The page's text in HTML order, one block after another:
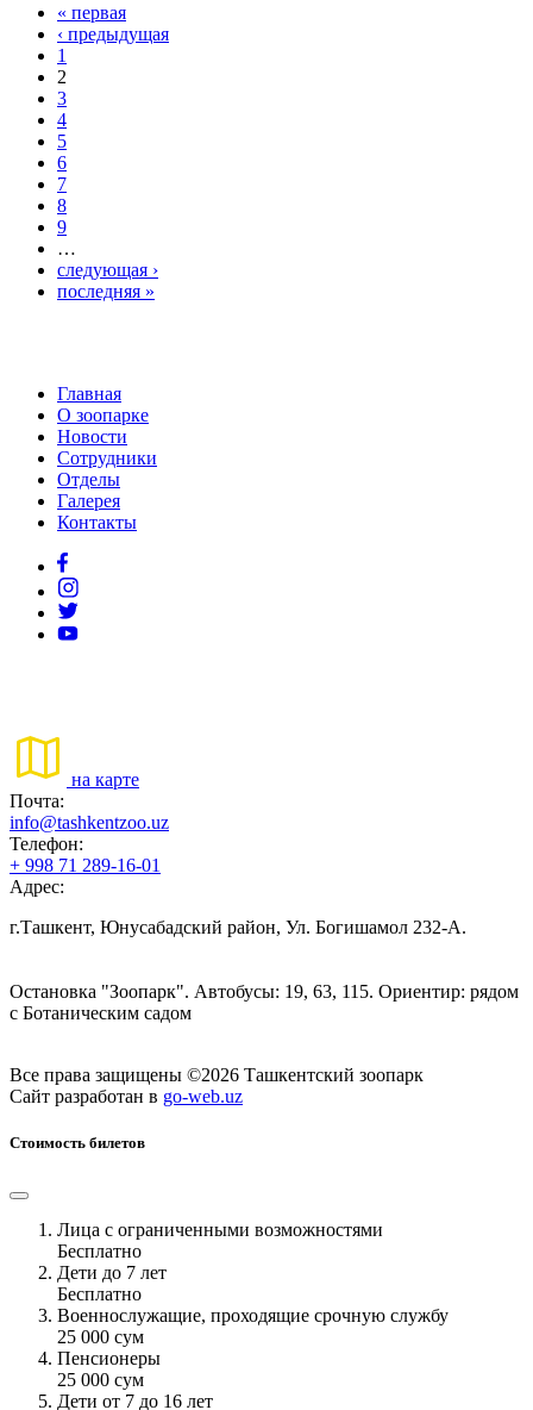
Страницы
« первая
‹ предыдущая
1
2
3
4
5
6
7
8
9
…
следующая ›
последняя »
Главная
О зоопарке
Новости
Сотрудники
Отделы
Галерея
Контакты
на карте
Почта:
info@tashkentzoo.uz
Телефон:
+ 998 71 289-16-01
Адрес:
г.Ташкент, Юнусабадский район, Ул. Богишамол 232-А.
Остановка "Зоопарк". Автобусы: 19, 63, 115. Ориентир: рядом
с Ботаническим садом
Все права защищены ©2026 Ташкентский зоопарк
Сайт разработан в go-web.uz
Стоимость билетов
Лица с ограниченными возможностями
Бесплатно
Дети до 7 лет
Бесплатно
Военнослужащие, проходящие срочную службу
25 000 сум
Пенсионеры
25 000 сум
Дети от 7 до 16 лет